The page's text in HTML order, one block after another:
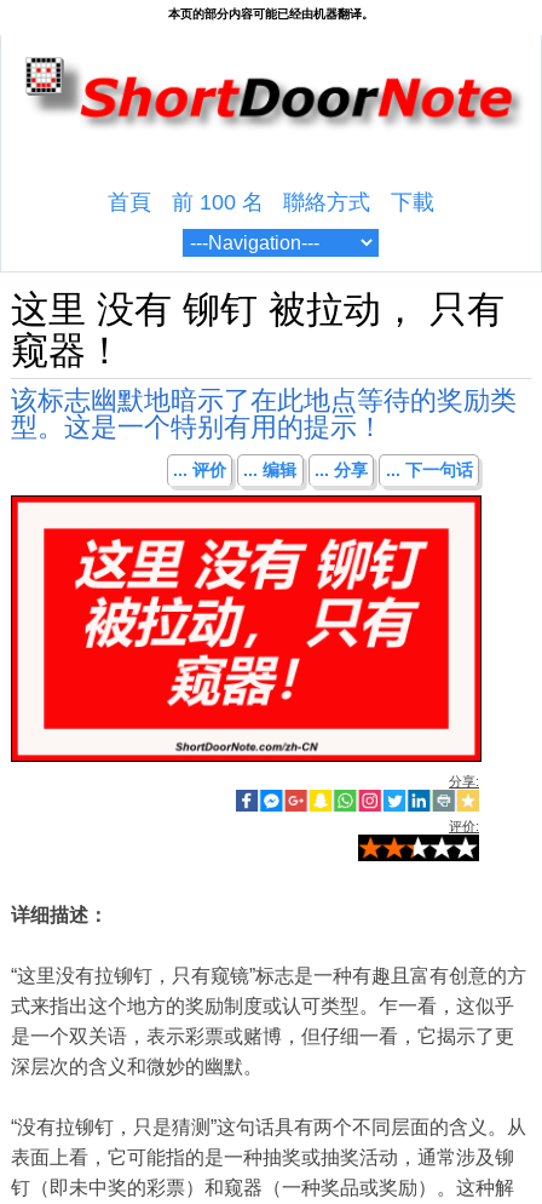
首頁 前 100 名 聯絡方式 下載
这里 没有 铆钉 被拉动， 只有
窥器！
该标志幽默地暗示了在此地点等待的奖励类
型。这是一个特别有用的提示！
... 评价 ... 编辑 ... 分享 ... 下一句话
分享:
评价:
详细描述：
“这里没有拉铆钉，只有窥镜”标志是一种有趣且富有创意的方
式来指出这个地方的奖励制度或认可类型。乍一看，这似乎
是一个双关语，表示彩票或赌博，但仔细一看，它揭示了更
深层次的含义和微妙的幽默。
“没有拉铆钉，只是猜测”这句话具有两个不同层面的含义。从
表面上看，它可能指的是一种抽奖或抽奖活动，通常涉及铆
钉（即未中奖的彩票）和窥器（一种奖品或奖励）。这种解